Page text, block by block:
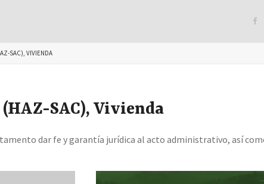

SAC), VIVIENDA
SAC), Vivienda
dar fe y garantía jurídica al acto administrativo, así